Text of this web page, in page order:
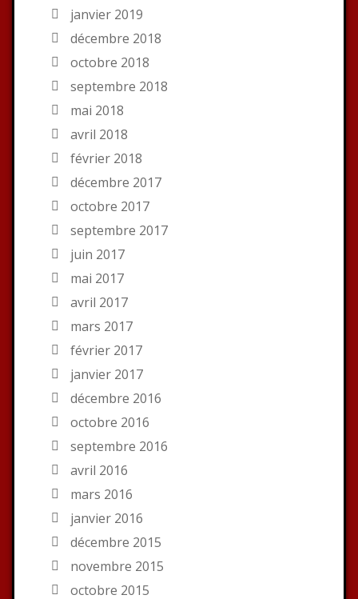
janvier 2019
décembre 2018
octobre 2018
septembre 2018
mai 2018
avril 2018
février 2018
décembre 2017
octobre 2017
septembre 2017
juin 2017
mai 2017
avril 2017
mars 2017
février 2017
janvier 2017
décembre 2016
octobre 2016
septembre 2016
avril 2016
mars 2016
janvier 2016
décembre 2015
novembre 2015
octobre 2015